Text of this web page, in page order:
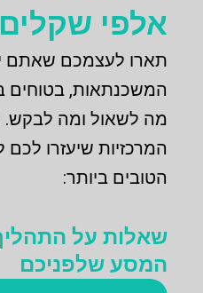
אלפי שקלים
תארו לעצמכם שאתם
המשכנתאות, בטוחים
מה לשאול ומה
המרכזיות שיעזרו
הטובים ביותר:
שאלות על
המסע שלפניכם